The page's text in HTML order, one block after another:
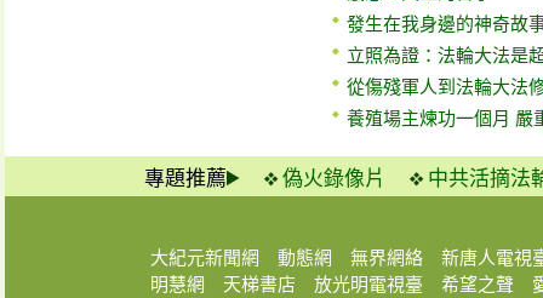
發生在我身邊的神奇故
立照為證：法輪大法是
從傷殘軍人到法輪大法
養殖場主煉功一個月 嚴
專題推薦 偽火錄像片 中共活摘法
大紀元新聞網 動態網 無界網絡
新唐人電視
明慧網
天梯書店 放光明電視臺 希望之聲